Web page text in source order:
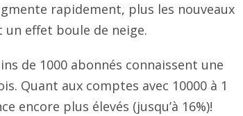
rapidement, plus les nouveaux
effet boule de neige.
de 1000 abonnés connaissent une
Quant aux comptes avec 10000 à 1
encore plus élevés (jusqu’à 16%)!